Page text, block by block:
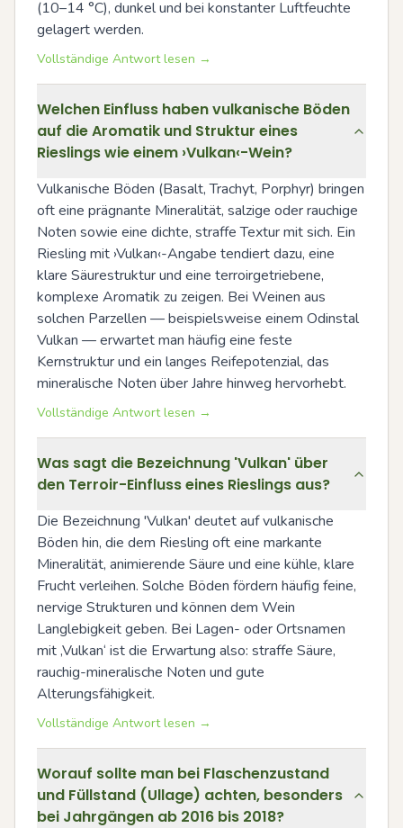
(10–14 °C), dunkel und bei konstanter Luftfeuchte
gelagert werden.
Vollständige Antwort lesen →
Welchen Einfluss haben vulkanische Böden
auf die Aromatik und Struktur eines
Rieslings wie einem ›Vulkan‹-Wein?
Vulkanische Böden (Basalt, Trachyt, Porphyr) bringen
oft eine prägnante Mineralität, salzige oder rauchige
Noten sowie eine dichte, straffe Textur mit sich. Ein
Riesling mit ›Vulkan‹-Angabe tendiert dazu, eine
klare Säurestruktur und eine terroirgetriebene,
komplexe Aromatik zu zeigen. Bei Weinen aus
solchen Parzellen — beispielsweise einem Odinstal
Vulkan — erwartet man häufig eine feste
Kernstruktur und ein langes Reifepotenzial, das
mineralische Noten über Jahre hinweg hervorhebt.
Vollständige Antwort lesen →
Was sagt die Bezeichnung 'Vulkan' über
den Terroir-Einfluss eines Rieslings aus?
Die Bezeichnung 'Vulkan' deutet auf vulkanische
Böden hin, die dem Riesling oft eine markante
Mineralität, animierende Säure und eine kühle, klare
Frucht verleihen. Solche Böden fördern häufig feine,
nervige Strukturen und können dem Wein
Langlebigkeit geben. Bei Lagen- oder Ortsnamen
mit ‚Vulkan‘ ist die Erwartung also: straffe Säure,
rauchig-mineralische Noten und gute
Alterungsfähigkeit.
Vollständige Antwort lesen →
Worauf sollte man bei Flaschenzustand
und Füllstand (Ullage) achten, besonders
bei Jahrgängen ab 2016 bis 2018?